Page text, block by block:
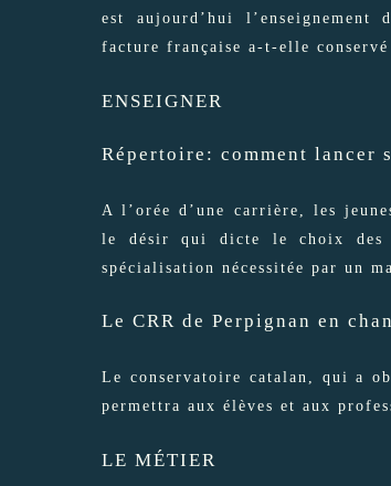
est aujourd’hui
facture française a-t-elle conservé
ENSEIGNER
Répertoire: comment lancer
A l’orée d’une carrière, les
le désir qui dicte le choix des
spécialisation nécessitée par un
Le CRR de Perpignan en
Le conservatoire catalan, qui a
permettra aux élèves et aux
LE MÉTIER